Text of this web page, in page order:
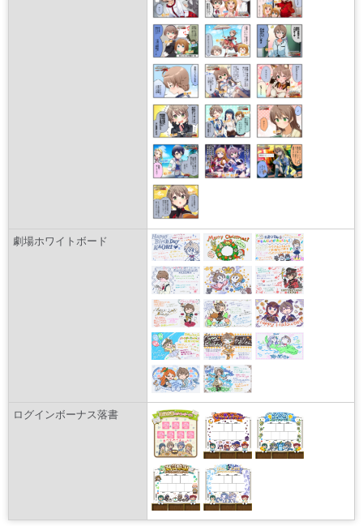
劇場ホワイトボード
ログインボーナス落書